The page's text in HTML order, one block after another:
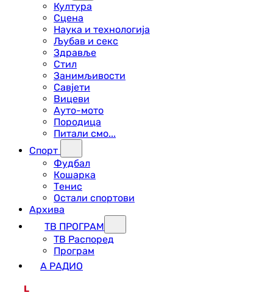
Култура
Сцена
Наука и технологија
Љубав и секс
Здравље
Стил
Занимљивости
Савјети
Вицеви
Ауто-мото
Породица
Питали смо...
Спорт
Фудбал
Кошарка
Тенис
Остали спортови
Архива
ТВ ПРОГРАМ
ТВ Распоред
Програм
А РАДИО
L